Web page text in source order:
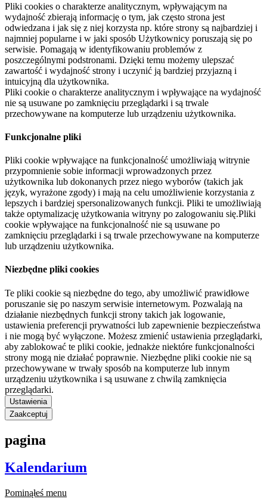
Pliki cookies o charakterze analitycznym, wpływającym na
wydajność zbierają informację o tym, jak często strona jest
odwiedzana i jak się z niej korzysta np. które strony są najbardziej i
najmniej popularne i w jaki sposób Użytkownicy poruszają się po
serwisie. Pomagają w identyfikowaniu problemów z
poszczególnymi podstronami. Dzięki temu możemy ulepszać
zawartość i wydajność strony i uczynić ją bardziej przyjazną i
intuicyjną dla użytkownika.
Pliki cookie o charakterze analitycznym i wpływające na wydajność
nie są usuwane po zamknięciu przeglądarki i są trwale
przechowywane na komputerze lub urządzeniu użytkownika.
Funkcjonalne pliki
Pliki cookie wpływające na funkcjonalność umożliwiają witrynie
przypomnienie sobie informacji wprowadzonych przez
użytkownika lub dokonanych przez niego wyborów (takich jak
język, wyrażone zgody) i mają na celu umożliwienie korzystania z
lepszych i bardziej spersonalizowanych funkcji. Pliki te umożliwiają
także optymalizację użytkowania witryny po zalogowaniu się.Pliki
cookie wpływające na funkcjonalność nie są usuwane po
zamknięciu przeglądarki i są trwale przechowywane na komputerze
lub urządzeniu użytkownika.
Niezbędne pliki cookies
Te pliki cookie są niezbędne do tego, aby umożliwić prawidłowe
poruszanie się po naszym serwisie internetowym. Pozwalają na
działanie niezbędnych funkcji strony takich jak logowanie,
ustawienia preferencji prywatności lub zapewnienie bezpieczeństwa
i nie mogą być wyłączone. Możesz zmienić ustawienia przeglądarki,
aby zablokować te pliki cookie, jednakże niektóre funkcjonalności
strony mogą nie działać poprawnie. Niezbędne pliki cookie nie są
przechowywane w trwały sposób na komputerze lub innym
urządzeniu użytkownika i są usuwane z chwilą zamknięcia
przeglądarki.
Ustawienia
Zaakceptuj
pagina
Kalendarium
Pominąłeś menu